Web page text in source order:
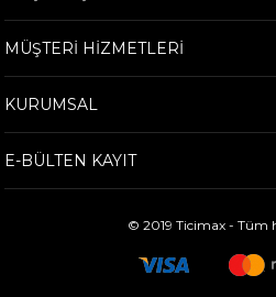
MÜŞTERİ HİZMETLERİ
KURUMSAL
E-BÜLTEN KAYIT
© 2019 Ticimax - Tüm